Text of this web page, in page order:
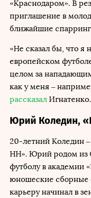
«Краснодаром». В
приглашение в
ближайшие
«Не сказал бы, что я
европейском
целом за
как у меня –
рассказал Игнатенко.
Юрий Коледин,
20-летний Коледин
НН». Юрий родом из
футболу в академии
юношеские сборные
карьеру начинал в